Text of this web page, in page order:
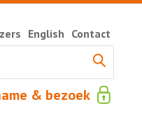
& bezoek
English Contact